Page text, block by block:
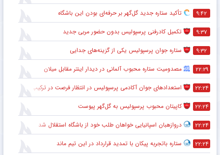
۹:۴۲ تأکید ستاره جدید گل‌گهر بر حرفه‌ای بودن این باشگاه
۹:۳۷ تکمیل کادرفنی پرسپولیس بدون حضور مربی جدید
۹:۳۲ ستاره جوان پرسپولیس یکی از گزینه‌های جدایی
۲۲:۲۹ مصدومیت ستاره محبوب آلمانی در دیدار اینتر مقابل میلان
۲۲:۲۴ استعدادهای جوان آکادمی پرسپولیس در انتظار فرصت در ترکیب اصلی
۲۲:۲۴ کاپیتان محبوب پرسپولیس به گل‌گهر پیوست
۲۲:۲۴ دروازهبان اسپانیایی خواهان طلب خود از باشگاه استقلال شد
۲۲:۲۴ ستاره باتجربه پیکان با تمدید قرارداد در این تیم ماند